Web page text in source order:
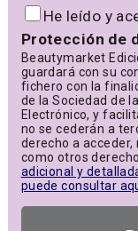
He leído y
Protección de
Beautymarket
guardará con su
fichero con la
de la Sociedad de
Electrónico, y
no se cederán a
derecho a
como otros
adicional y
puede consultar